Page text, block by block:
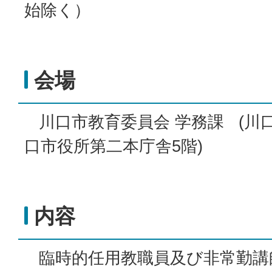
始除く）
会場
川口市教育委員会 学務課 (川
口市役所第二本庁舎5階)
内容
臨時的任用教職員及び非常勤